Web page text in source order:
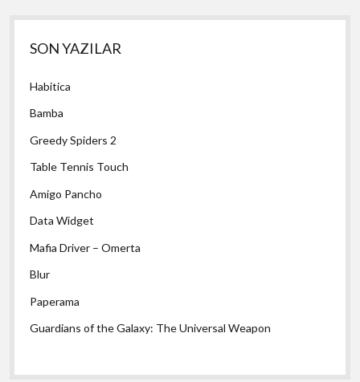
Yan
Menü
SON YAZILAR
Habitica
Bamba
Greedy Spiders 2
Table Tennis Touch
Amigo Pancho
Data Widget
Mafia Driver – Omerta
Blur
Paperama
Guardians of the Galaxy: The Universal Weapon